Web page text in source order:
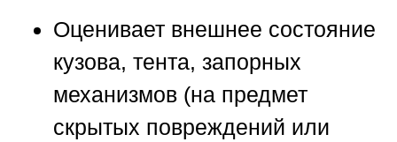
Оценивает внешнее состояние
кузова, тента, запорных
механизмов (на предмет
скрытых повреждений или